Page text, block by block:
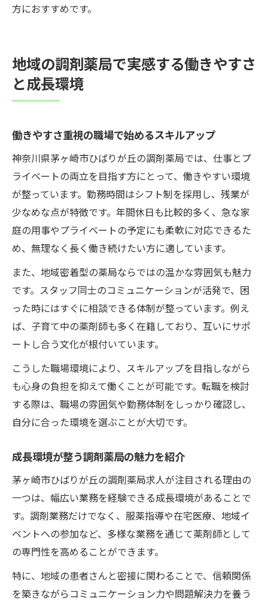
方におすすめです。
地域の調剤薬局で実感する働きやすさ
と成長環境
働きやすさ重視の職場で始めるスキルアップ
神奈川県茅ヶ崎市ひばりが丘の調剤薬局では、仕事とプ
ライベートの両立を目指す方にとって、働きやすい環境
が整っています。勤務時間はシフト制を採用し、残業が
少なめな点が特徴です。年間休日も比較的多く、急な家
庭の用事やプライベートの予定にも柔軟に対応できるた
め、無理なく長く働き続けたい方に適しています。
また、地域密着型の薬局ならではの温かな雰囲気も魅力
です。スタッフ同士のコミュニケーションが活発で、困
った時にはすぐに相談できる体制が整っています。例え
ば、子育て中の薬剤師も多く在籍しており、互いにサポ
ートし合う文化が根付いています。
こうした職場環境により、スキルアップを目指しながら
も心身の負担を抑えて働くことが可能です。転職を検討
する際は、職場の雰囲気や勤務体制をしっかり確認し、
自分に合った環境を選ぶことが大切です。
成長環境が整う調剤薬局の魅力を紹介
茅ヶ崎市ひばりが丘の調剤薬局求人が注目される理由の
一つは、幅広い業務を経験できる成長環境があることで
す。調剤業務だけでなく、服薬指導や在宅医療、地域イ
ベントへの参加など、多様な業務を通じて薬剤師として
の専門性を高めることができます。
特に、地域の患者さんと密接に関わることで、信頼関係
を築きながらコミュニケーション力や問題解決力を養う